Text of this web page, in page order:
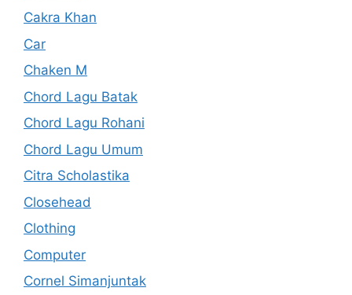
Cakra Khan
Car
Chaken M
Chord Lagu Batak
Chord Lagu Rohani
Chord Lagu Umum
Citra Scholastika
Closehead
Clothing
Computer
Cornel Simanjuntak